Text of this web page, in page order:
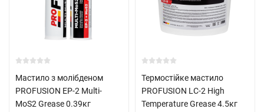
Мастило з молібденом
PROFUSION EP-2 Multi-
MoS2 Grease 0.39кг
Термостійке мастило
PROFUSION LC-2 High
Temperature Grease 4.5кг